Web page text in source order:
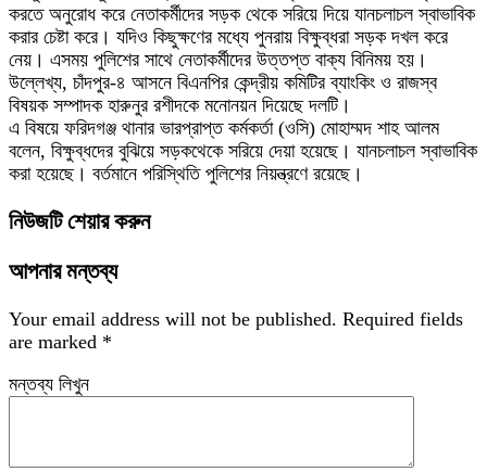
করতে অনুরোধ করে নেতাকর্মীদের সড়ক থেকে সরিয়ে দিয়ে যানচলাচল স্বাভাবিক
করার চেষ্টা করে। যদিও কিছুক্ষণের মধ্যে পুনরায় বিক্ষুব্ধরা সড়ক দখল করে
নেয়। এসময় পুলিশের সাথে নেতাকর্মীদের উত্তপ্ত বাক্য বিনিময় হয়।
উল্লেখ্য, চাঁদপুর-৪ আসনে বিএনপির কেন্দ্রীয় কমিটির ব্যাংকিং ও রাজস্ব
বিষয়ক সম্পাদক হারুনুর রশীদকে মনোনয়ন দিয়েছে দলটি।
এ বিষয়ে ফরিদগঞ্জ থানার ভারপ্রাপ্ত কর্মকর্তা (ওসি) মোহাম্মদ শাহ আলম
বলেন, বিক্ষুব্ধদের বুঝিয়ে সড়কথেকে সরিয়ে দেয়া হয়েছে। যানচলাচল স্বাভাবিক
করা হয়েছে। বর্তমানে পরিস্থিতি পুলিশের নিয়ন্ত্রণে রয়েছে।
নিউজটি শেয়ার করুন
আপনার মন্তব্য
Your email address will not be published. Required fields
are marked *
মন্তব্য লিখুন